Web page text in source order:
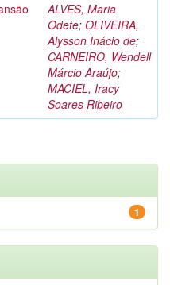
ALVES, Maria
Odete; OLIVEIRA,
Alysson Inácio de;
CARNEIRO, Wendell
Márcio Araújo;
MACIEL, Iracy
Soares Ribeiro
1